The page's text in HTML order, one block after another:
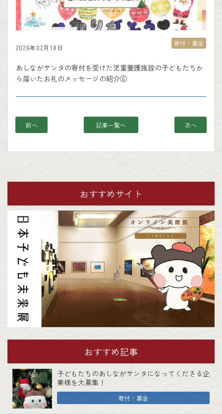
2026年02月18日
あしながサンタの寄付を受けた児童養護施設の子どもたちか
ら届いたお礼のメッセージの紹介⑥
寄付・募金
前へ 記事一覧へ 次へ
おすすめサイト
おすすめ記事
子どもたちのあしながサンタになってくださる企
業様を大募集！
寄付・募金